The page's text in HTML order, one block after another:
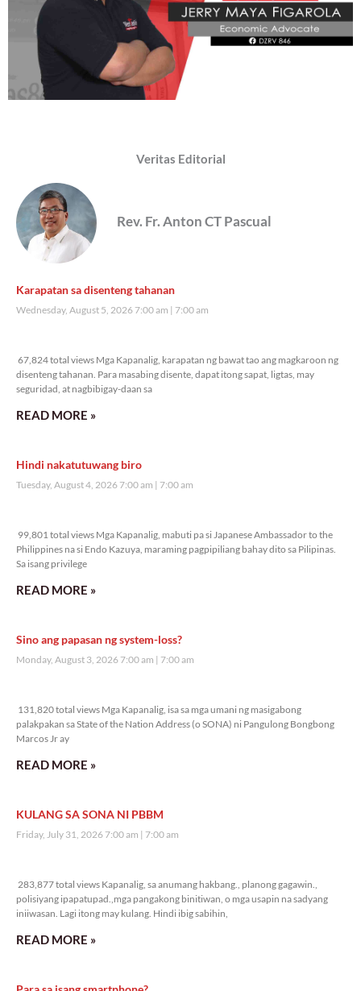
Veritas Editorial
Rev. Fr. Anton CT Pascual
Karapatan sa disenteng tahanan
Wednesday, August 5, 2026 7:00 am 7:00 am
67,824 total views Mga Kapanalig, karapatan ng bawat tao ang magkaroon ng
disenteng tahanan. Para masabing disente, dapat itong sapat, ligtas, may
seguridad, at nagbibigay-daan sa
READ MORE »
Hindi nakatutuwang biro
Tuesday, August 4, 2026 7:00 am 7:00 am
99,801 total views Mga Kapanalig, mabuti pa si Japanese Ambassador to the
Philippines na si Endo Kazuya, maraming pagpipiliang bahay dito sa Pilipinas.
Sa isang privilege
READ MORE »
Sino ang papasan ng system-loss?
Monday, August 3, 2026 7:00 am 7:00 am
131,820 total views Mga Kapanalig, isa sa mga umani ng masigabong
palakpakan sa State of the Nation Address (o SONA) ni Pangulong Bongbong
Marcos Jr ay
READ MORE »
KULANG SA SONA NI PBBM
Friday, July 31, 2026 7:00 am 7:00 am
283,877 total views Kapanalig, sa anumang hakbang., planong gagawin.,
polisiyang ipapatupad.,mga pangakong binitiwan, o mga usapin na sadyang
iniiwasan. Lagi itong may kulang. Hindi ibig sabihin,
READ MORE »